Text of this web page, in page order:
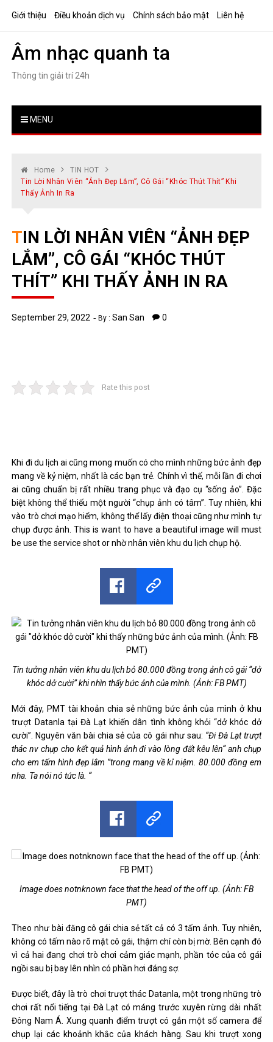
Giới thiệu Điều khoản dịch vụ Chính sách bảo mật Liên hệ
Âm nhạc quanh ta
Thông tin giải trí 24h
MENU
Home
TIN HOT
Tin Lời Nhân Viên “ảnh Đẹp Lắm”, Cô Gái “khóc Thút Thít” Khi
Thấy Ảnh In Ra
TIN LỜI NHÂN VIÊN “ẢNH ĐẸP
LẮM”, CÔ GÁI “KHÓC THÚT
THÍT” KHI THẤY ẢNH IN RA
September 29, 2022 By :San San 0
Rate this post
Khi đi du lịch ai cũng mong muốn có cho mình những bức ảnh đẹp
mang về kỷ niệm, nhất là các bạn trẻ. Chính vì thế, mỗi lần đi chơi
ai cũng chuẩn bị rất nhiều trang phục và đạo cụ “sống ảo”. Đặc
biệt không thể thiếu một người “chụp ảnh có tâm”. Tuy nhiên, khi
vào trò chơi mạo hiểm, không thể lấy điện thoại cũng như mình tự
chụp được ảnh. This is want to have a beautiful image will must
be use the service shot or nhờ nhân viên khu du lịch chụp hộ.
Tin tưởng nhân viên khu du lịch bỏ 80.000 đồng trong ảnh cô gái “dở
khóc dở cười” khi nhìn thấy bức ảnh của mình. (Ảnh: FB PMT)
Mới đây, PMT tài khoản chia sẻ những bức ảnh của mình ở khu
trượt Datanla tại Đà Lạt khiến dân tình không khỏi “dở khóc dở
cười”. Nguyên văn bài chia sẻ của cô gái như sau: “Đi Đà Lạt trượt
thác nv chụp cho kết quả hình ảnh đi vào lòng đất kêu lên“ anh chụp
cho em tấm hình đẹp lắm ”trong mang về kỉ niệm. 80.000 đồng em
nha. Ta nói nó tức là. “
Image does notnknown face that the head of the off up. (Ảnh: FB
PMT)
Theo như bài đăng cô gái chia sẻ tất cả có 3 tấm ảnh. Tuy nhiên,
không có tấm nào rõ mặt cô gái, thậm chí còn bị mờ. Bên cạnh đó
vì cả hai đang chơi trò chơi cảm giác mạnh, phần tóc của cô gái
ngồi sau bị bay lên nhìn có phần hơi đáng sợ.
Được biết, đây là trò chơi trượt thác Datanla, một trong những trò
chơi rất nổi tiếng tại Đà Lạt có máng trước xuyên rừng dài nhất
Đông Nam Á. Xung quanh điểm trượt có gắn một số camera để
chụp lại các khoảnh khắc của khách hàng. Sau khi trượt xong